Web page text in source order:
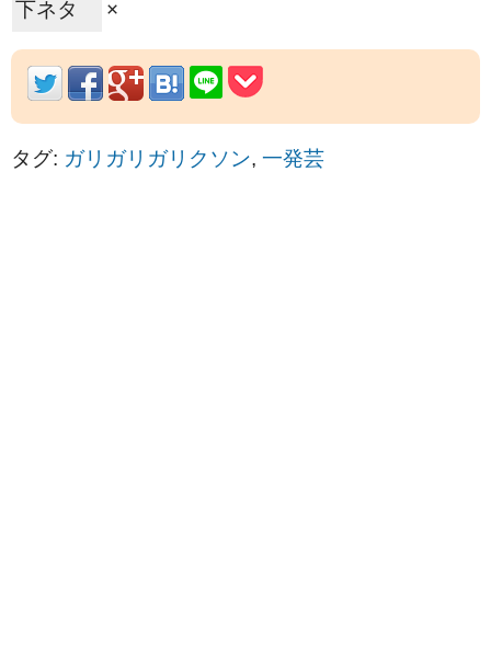
下ネタ
×
タグ: ガリガリガリクソン, 一発芸